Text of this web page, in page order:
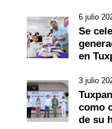
6 julio
Se
en
3 julio
como
de su